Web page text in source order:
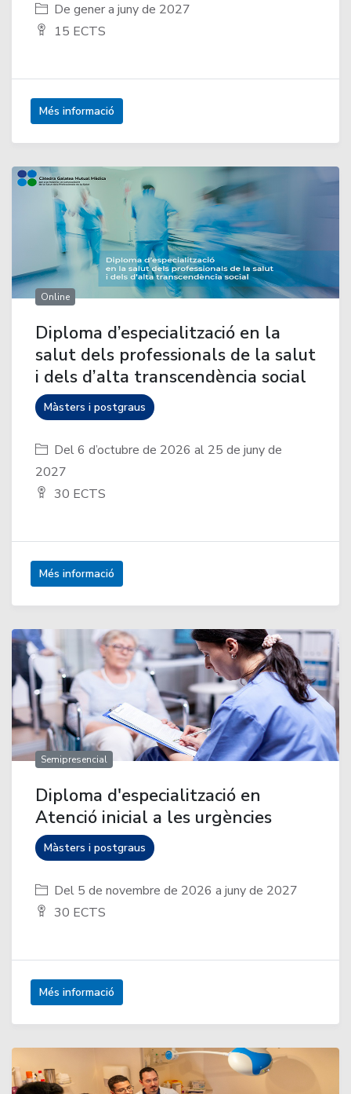
De gener a juny de 2027
15 ECTS
Més informació
Online
Diploma d’especialització en la
salut dels professionals de la salut
i dels d’alta transcendència social
Màsters i postgraus
Del 6 d’octubre de 2026 al 25 de juny de
2027
30 ECTS
Més informació
Semipresencial
Diploma d'especialització en
Atenció inicial a les urgències
Màsters i postgraus
Del 5 de novembre de 2026 a juny de 2027
30 ECTS
Més informació